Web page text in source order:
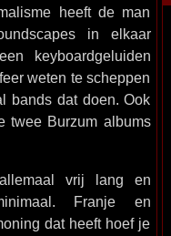
heeft de man
in elkaar
keyboardgeluiden
weten te scheppen
bands dat doen. Ook
twee Burzum albums
vrij lang en
Franje en
dat heeft hoef je